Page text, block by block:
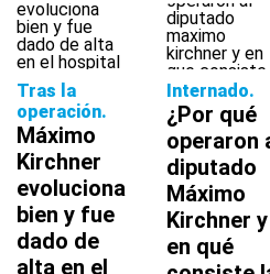
Tras la
operación
Máximo
Kirchner
evoluciona
bien y fue
dado de
alta en el
Internado
¿Por qué
operaron
diputado
Máximo
Kirchner y
en qué